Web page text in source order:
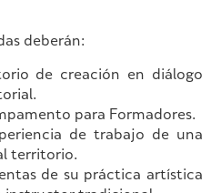
deberán:
de creación en diálogo
para Formadores.
de trabajo de una
territorio.
de su práctica artística